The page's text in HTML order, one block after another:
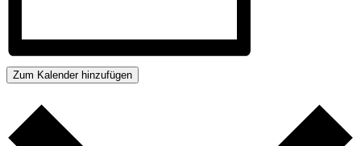
Zum Kalender hinzufügen